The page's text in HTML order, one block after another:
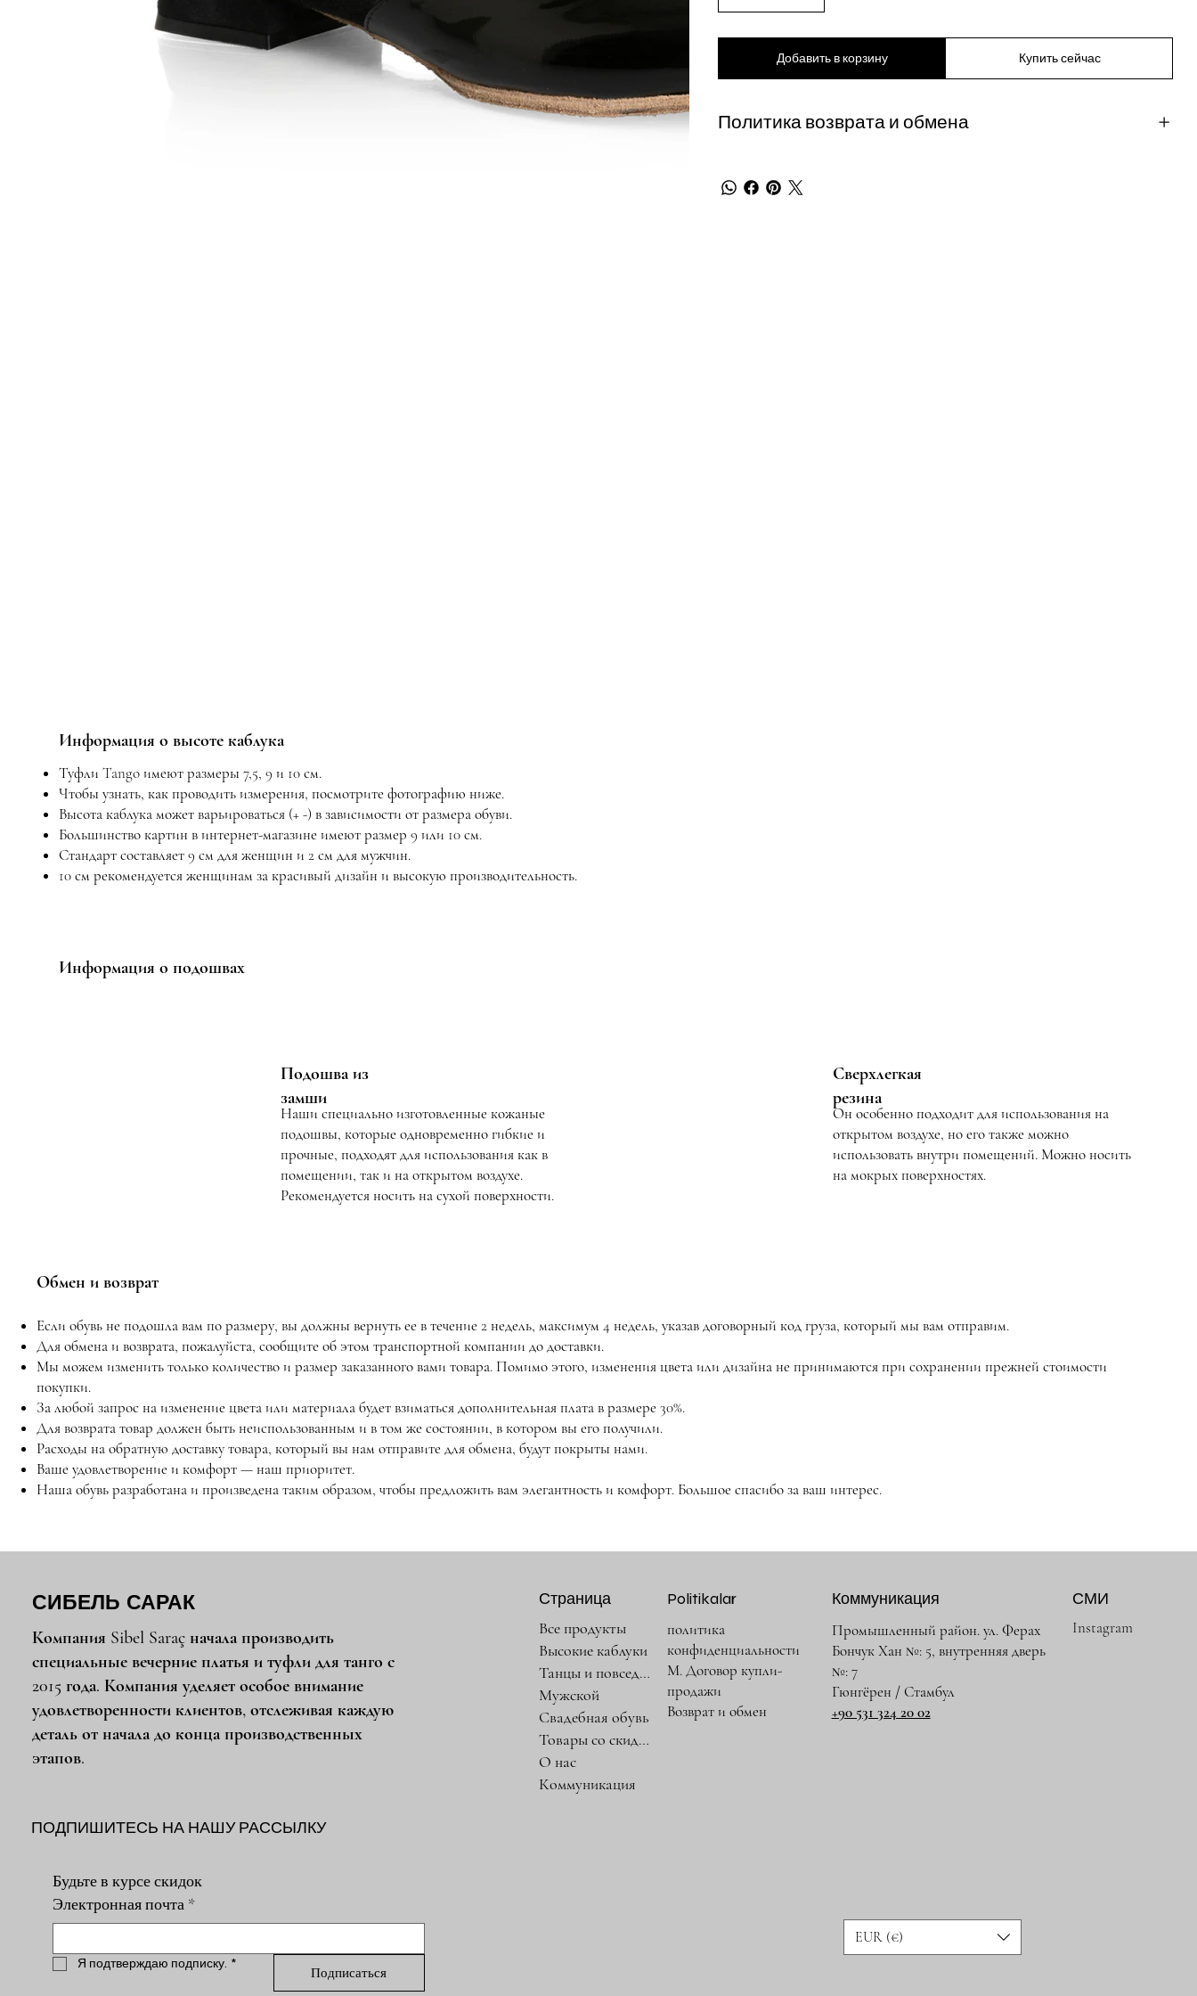
Добавить в корзину Купить сейчас
Политика возврата и обмена
Информация о высоте каблука
Туфли Tango имеют размеры 7,5, 9 и 10 см.
Чтобы узнать, как проводить измерения, посмотрите фотографию ниже.
Высота каблука может варьироваться (+ -) в зависимости от размера обуви.
Большинство картин в интернет-магазине имеют размер 9 или 10 см.
Стандарт составляет 9 см для женщин и 2 см для мужчин.
10 см рекомендуется женщинам за красивый дизайн и высокую производительность.
Информация о подошвах
Подошва из
замши
Сверхлегкая
резина
Обмен и возврат
Если обувь не подошла вам по размеру, вы должны вернуть ее в течение 2 недель, максимум 4 недель, указав договорный код груза, который мы вам отправим.
Для обмена и возврата, пожалуйста, сообщите об этом транспортной компании до доставки.
Мы можем изменить только количество и размер заказанного вами товара. Помимо этого, изменения цвета или дизайна не принимаются при сохранении прежней стоимости
покупки.
За любой запрос на изменение цвета или материала будет взиматься дополнительная плата в размере 30%.
Для возврата товар должен быть неиспользованным и в том же состоянии, в котором вы его получили.
Расходы на обратную доставку товара, который вы нам отправите для обмена, будут покрыты нами.
Ваше удовлетворение и комфорт — наш приоритет.
Наша обувь разработана и произведена таким образом, чтобы предложить вам элегантность и комфорт. Большое спасибо за ваш интерес.
Он особенно подходит для использования на
открытом воздухе, но его также можно
использовать внутри помещений. Можно носить
на мокрых поверхностях.
Наши специально изготовленные кожаные
подошвы, которые одновременно гибкие и
прочные, подходят для использования как в
помещении, так и на открытом воздухе.
Рекомендуется носить на сухой поверхности.
СИБЕЛЬ САРАК
Компания Sibel Saraç начала производить
специальные вечерние платья и туфли для танго с
2015 года. Компания уделяет особое внимание
удовлетворенности клиентов, отслеживая каждую
деталь от начала до конца производственных
этапов.
ПОДПИШИТЕСЬ НА НАШУ РАССЫЛКУ
Будьте в курсе скидок
Электронная почта *
Я подтверждаю подписку. *
Подписаться
Страница
Все продукты
Высокие каблуки
Танцы и повседневность
Мужской
Свадебная обувь
Товары со скидкой
О нас
Коммуникация
Politikalar
политика
конфиденциальности
М. Договор купли-
продажи
Возврат и обмен
Коммуникация
Промышленный район. ул. Ферах
Бончук Хан №: 5, внутренняя дверь
№: 7
Гюнгёрен / Стамбул
+90 531 324 20 02
EUR (€)
СМИ
Instagram